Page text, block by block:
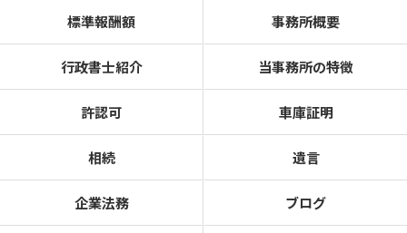
標準報酬額 事務所概要
行政書士紹介 当事務所の特徴
許認可 車庫証明
相続 遺言
企業法務 ブログ